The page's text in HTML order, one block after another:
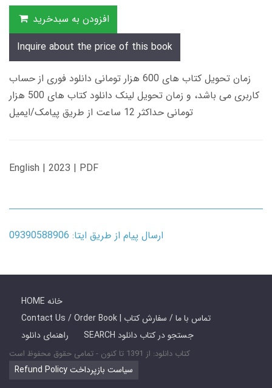
افزودن به سبدخرید
Inquire about the price of this book
زمان تحویل کتاب های 600 هزار تومانی دانلود فوری از حساب
کاربری می باشد، و زمان تحویل لینک دانلود کتاب های 500 هزار
تومانی حداکثر 12 ساعت از طریق پیامک/ایمیل
English | 2023 | PDF
ارسال پیام از طریق ایتا: 09390588906
HOME خانه
Contact Us / Order Book | تماس با ما / سفارش کتاب
راهنمای دانلود
SEARCH جستجو در کتاب دانلود
کتاب دانلود: از 1391 تا کنون - تمامی حقوق محفوظ است
Refund Policy سیاست بازپرداخت